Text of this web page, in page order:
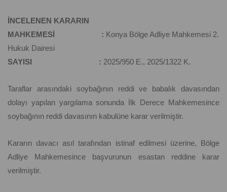
İNCELENEN KARARIN
MAHKEMESİ : Konya Bölge Adliye Mahkemesi 2.
Hukuk Dairesi
SAYISI : 2025/950 E., 2025/1322 K.
Taraflar arasındaki soybağının reddi ve babalık davasından
dolayı yapılan yargılama sonunda İlk Derece Mahkemesince
soybağının reddi davasının kabulüne karar verilmiştir.
Kararın davacı asıl tarafından istinaf edilmesi üzerine, Bölge
Adliye Mahkemesince başvurunun esastan reddine karar
verilmiştir.